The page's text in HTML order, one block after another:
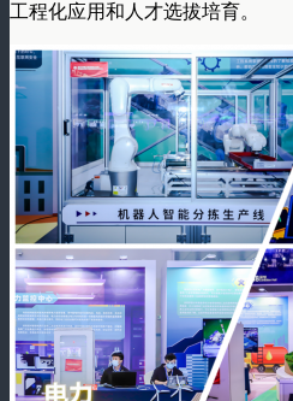
工程化应用和人才选拔培育。